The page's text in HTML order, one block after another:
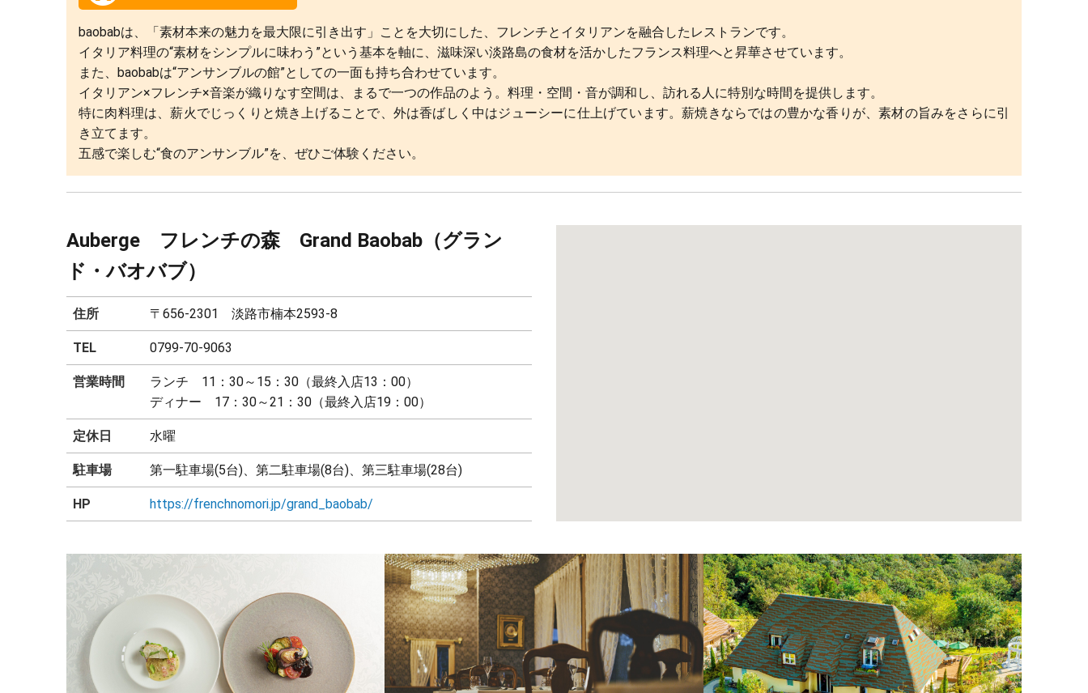
baobabは、「素材本来の魅力を最大限に引き出す」ことを大切にした、フレンチとイタリアンを融合したレストランです。
イタリア料理の“素材をシンプルに味わう”という基本を軸に、滋味深い淡路島の食材を活かしたフランス料理へと昇華させています。
また、baobabは“アンサンブルの館”としての一面も持ち合わせています。
イタリアン×フレンチ×音楽が織りなす空間は、まるで一つの作品のよう。料理・空間・音が調和し、訪れる人に特別な時間を提供します。
特に肉料理は、薪火でじっくりと焼き上げることで、外は香ばしく中はジューシーに仕上げています。薪焼きならではの豊かな香りが、素材の旨みをさらに引
き立てます。
五感で楽しむ“食のアンサンブル”を、ぜひご体験ください。
Auberge フレンチの森 Grand Baobab（グラン
ド・バオバブ）
住所 〒656-2301 淡路市楠本2593-8
TEL 0799-70-9063
営業時間
ランチ 11：30～15：30（最終入店13：00）
ディナー 17：30～21：30（最終入店19：00）
定休日 水曜
駐車場 第一駐車場(5台)、第二駐車場(8台)、第三駐車場(28台)
HP https://frenchnomori.jp/grand_baobab/